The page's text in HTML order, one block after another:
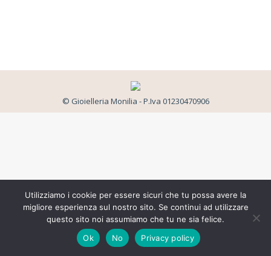
© Gioielleria Monilia - P.Iva 01230470906
Utilizziamo i cookie per essere sicuri che tu possa avere la
migliore esperienza sul nostro sito. Se continui ad utilizzare
questo sito noi assumiamo che tu ne sia felice.
Ok
No Privacy policy